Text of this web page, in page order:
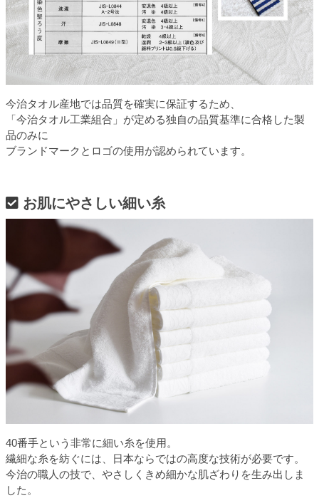
今治タオル産地では品質を確実に保証するため、
「今治タオル工業組合」が定める独自の品質基準に合格した製
品のみに
ブランドマークとロゴの使用が認められています。
お肌にやさしい細い糸
40番手という非常に細い糸を使用。
繊細な糸を紡ぐには、日本ならではの高度な技術が必要です。
今治の職人の技で、やさしくきめ細かな肌ざわりを生み出しま
した。